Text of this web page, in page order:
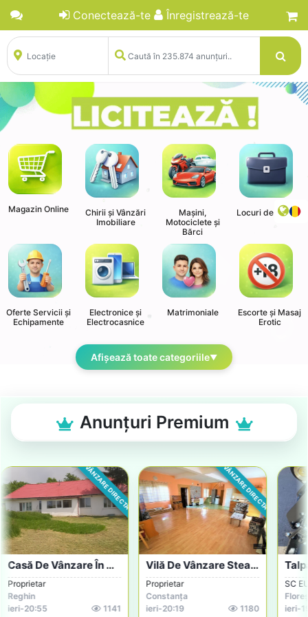
Conectează-te Înregistrează-te
Magazin Online
Chirii și Vânzări
Imobiliare
Mașini,
Motociclete și
Bărci
Locuri de Muncă
Oferte Servicii și
Echipamente
Electronice și
Electrocasnice
Matrimoniale
Escorte și Masaj
Erotic
Afișează toate categoriile▼
Anunțuri Premium
LICITAȚIE
SC EUROVAL PIESE SRL
Florești
ieri-19:38
VÂNZARE DIRECTA
Cristina
Baia Mare
ieri-18:39